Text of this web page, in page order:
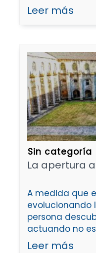
Leer más
Sin categoría
La apertura
A medida que
evolucionando
persona
actuando no
Leer más